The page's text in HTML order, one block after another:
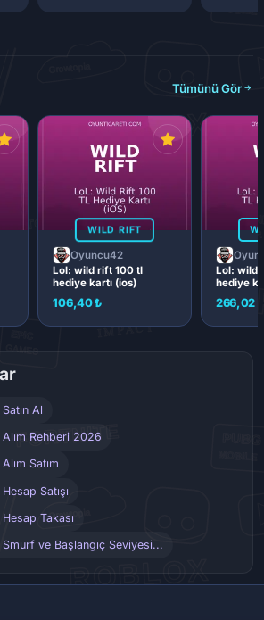
Tümünü Gör
WILD RIFT
Oyuncu42
Lol: wild rift 100 tl
hediye kartı (ios)
106,40 ₺
Lol: wild
hediye
266,02
Al
Rehberi 2026
Satım
Satışı
Takası
ve Başlangıç Seviyesi...